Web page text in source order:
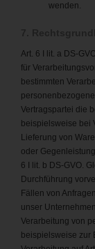
wenden.
Art. 6 I lit. a DS-
für
bestimmten
Vertragspartei die
beispielsweise bei
Lieferung von
oder
6 I lit. b DS-GVO.
Durchführung
Fällen von
unser
Verarbeitung von
beispielsweise zur